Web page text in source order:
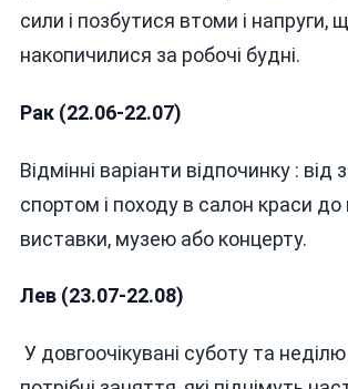
сили і позбутися втоми і напруги,
накопичилися за робочі будні.
Рак (22.06-22.07)
Відмінні варіанти відпочинку : від
спортом і походу в салон краси до
виставки, музею або концерту.
Лев (23.07-22.08)
У довгоочікувані суботу та